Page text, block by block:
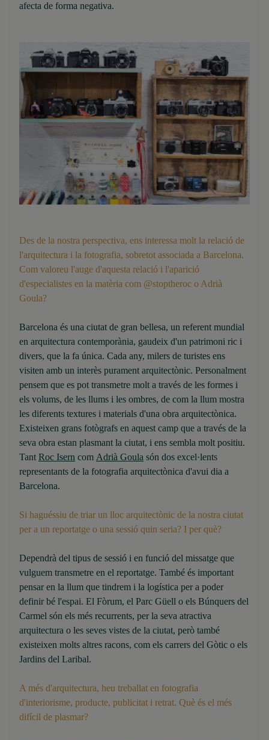
afecta de forma negativa.
Des de la nostra perspectiva, ens interessa molt la relació de
l'arquitectura i la fotografia, sobretot associada a Barcelona.
Com valoreu l'auge d'aquesta relació i l'aparició
d'especialistes en la matèria com @stoptheroc o Adrià
Goula?
Barcelona és una ciutat de gran bellesa, un referent mundial
en arquitectura contemporània, gaudeix d'un patrimoni ric i
divers, que la fa única. Cada any, milers de turistes ens
visiten amb un interès purament arquitectònic. Personalment
pensem que es pot transmetre molt a través de les formes i
els volums, de les llums i les ombres, de com la llum mostra
les diferents textures i materials d'una obra arquitectònica.
Existeixen grans fotògrafs en aquest camp que a través de la
seva obra estan plasmant la ciutat, i ens sembla molt positiu.
Tant Roc Isern com Adrià Goula són dos excel·lents
representants de la fotografia arquitectònica d'avui dia a
Barcelona.
Si haguéssiu de triar un lloc arquitectònic de la nostra ciutat
per a un reportatge o una sessió quin seria? I per què?
Dependrà del tipus de sessió i en funció del missatge que
vulguem transmetre en el reportatge. També és important
pensar en la llum que tindrem i la logística per a poder
definir bé l'espai. El Fòrum, el Parc Güell o els Búnquers del
Carmel són els més recurrents, per la seva atractiva
arquitectura o les seves vistes de la ciutat, però també
existeixen molts altres racons, com els carrers del Gòtic o els
Jardins del Laribal.
A més d'arquitectura, heu treballat en fotografia
d'interiorisme, producte, publicitat i retrat. Què és el més
difícil de plasmar?